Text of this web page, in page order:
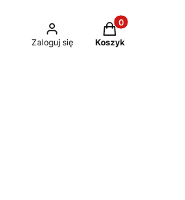
Zaloguj się
Produkty w
Koszyk